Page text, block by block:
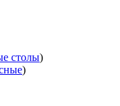
столы)
)